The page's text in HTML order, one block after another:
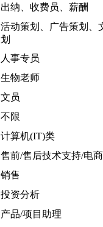
出纳、收费员、薪酬
活动策划、广告策划、
划
人事专员
生物老师
文员
不限
计算机(IT)类
售前/售后技术支持/电
销售
投资分析
产品/项目助理